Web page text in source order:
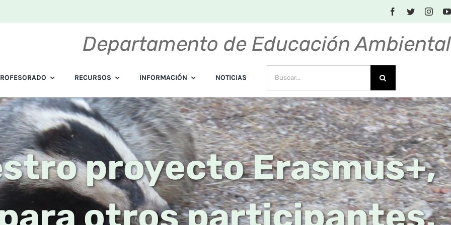
Departamento de Educación Ambiental
RECURSOS INFORMACIÓN NOTICIAS
proyecto Erasmus+,
otros participantes.